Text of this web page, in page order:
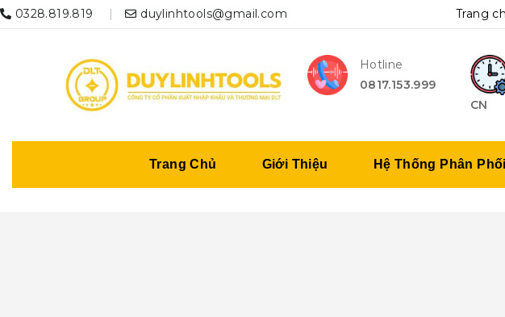
Trang
0328.819.819 duylinhtools@gmail.com
Hotline
0817.153.999
CN
Trang Chủ Giới Thiệu Hệ Thống Phân Phối